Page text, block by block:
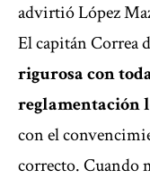
advirtió López
El capitán Correa
rigurosa con
reglamentación
con el
correcto. Cuando